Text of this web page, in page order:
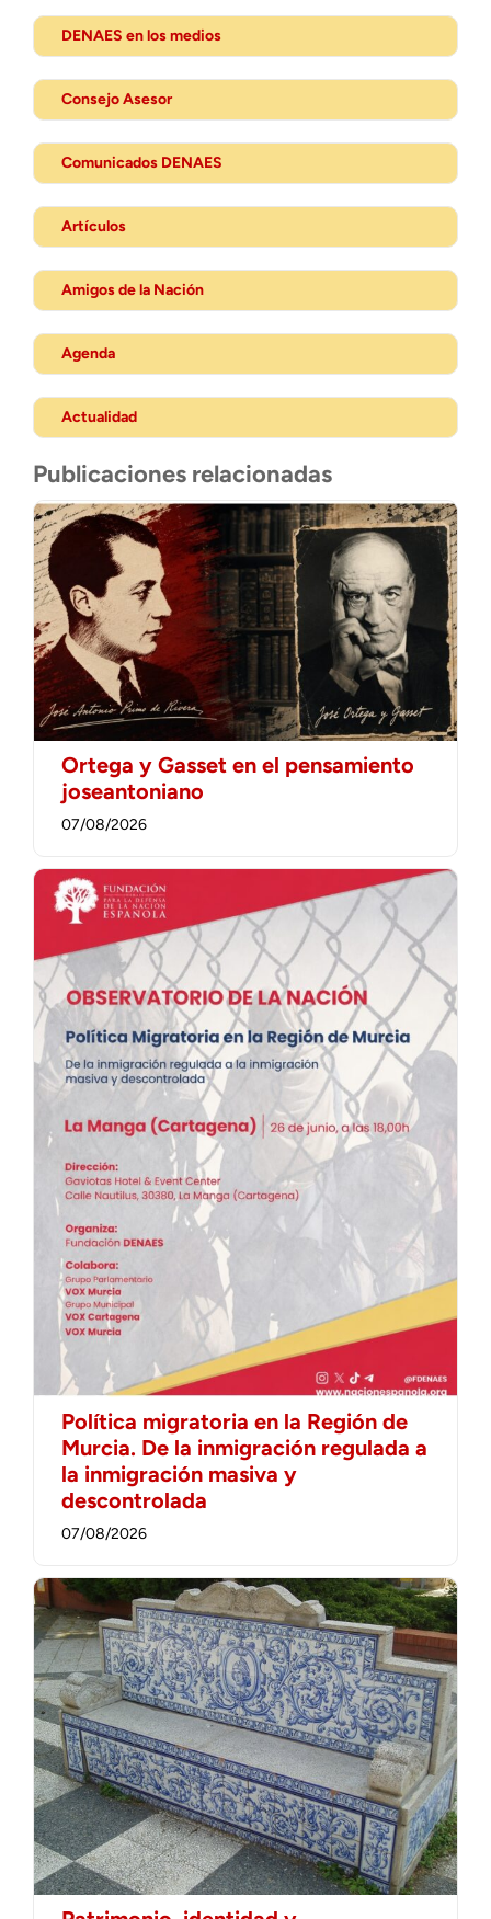
DENAES en los medios
Consejo Asesor
Comunicados DENAES
Artículos
Amigos de la Nación
Agenda
Actualidad
Publicaciones relacionadas
Ortega y Gasset en el pensamiento
joseantoniano
07/08/2026
Política migratoria en la Región de
Murcia. De la inmigración regulada a
la inmigración masiva y
descontrolada
07/08/2026